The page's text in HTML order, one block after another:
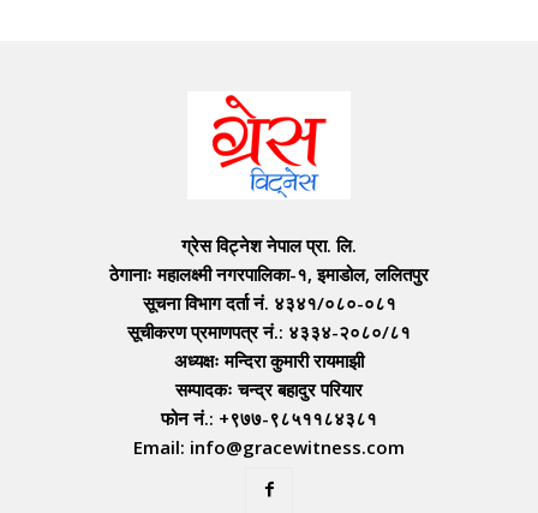
ग्रेस विट्नेश नेपाल प्रा. लि.
ठेगानाः महालक्ष्मी नगरपालिका-१, इमाडोल, ललितपुर
सूचना विभाग दर्ता नं. ४३४१/०८०-०८१
सूचीकरण प्रमाणपत्र नं.: ४३३४-२०८०/८१
अध्यक्षः मन्दिरा कुमारी रायमाझी
सम्पादकः चन्द्र बहादुर परियार
फोन नं.: +९७७-९८५११८४३८१
Email: info@gracewitness.com